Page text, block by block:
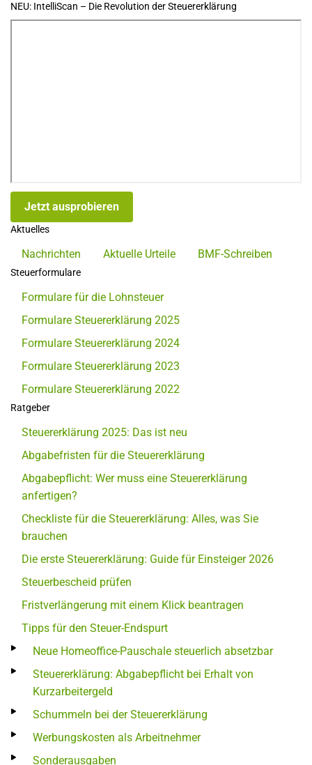
NEU: IntelliScan – Die Revolution der Steuererklärung
Jetzt ausprobieren
Aktuelles
Nachrichten Aktuelle Urteile BMF-Schreiben
Steuerformulare
Formulare für die Lohnsteuer
Formulare Steuererklärung 2025
Formulare Steuererklärung 2024
Formulare Steuererklärung 2023
Formulare Steuererklärung 2022
Ratgeber
Steuererklärung 2025: Das ist neu
Abgabefristen für die Steuererklärung
Abgabepflicht: Wer muss eine Steuererklärung
anfertigen?
Checkliste für die Steuererklärung: Alles, was Sie
brauchen
Die erste Steuererklärung: Guide für Einsteiger 2026
Steuerbescheid prüfen
Fristverlängerung mit einem Klick beantragen
Tipps für den Steuer-Endspurt
Neue Homeoffice-Pauschale steuerlich absetzbar
Steuererklärung: Abgabepflicht bei Erhalt von
Kurzarbeitergeld
Schummeln bei der Steuererklärung
Werbungskosten als Arbeitnehmer
Sonderausgaben